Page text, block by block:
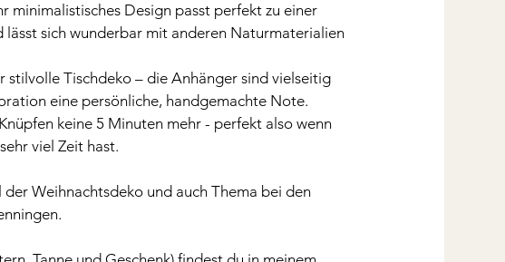
minimalistisches Design passt perfekt zu einer
sich wunderbar mit anderen Naturmaterialien
stilvolle Tischdeko – die Anhänger sind vielseitig
eine persönliche, handgemachte Note.
keine 5 Minuten mehr - perfekt also wenn
viel Zeit hast.
Weihnachtsdeko und auch Thema bei den